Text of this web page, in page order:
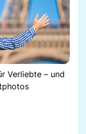
Verliebte – und